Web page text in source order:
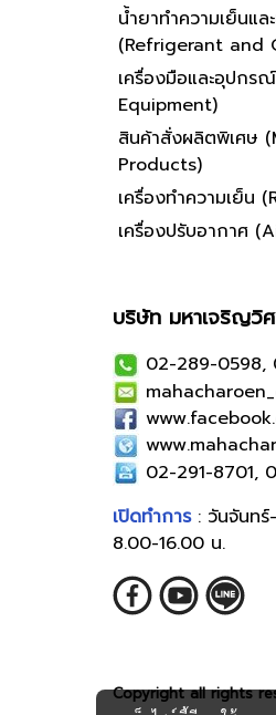
น้ำยาทำความเย็นแ
(Refrigerant and
เครื่องมือและอุปกร
Equipment)
สินค้าสั่งผลิตพิเศษ
Products)
เครื่องทำความเย็น
เครื่องปรับอากาศ
บริษัท มหาเจริญวิ
02-289-
02-291-8701,
เปิดทำการ: วันจันทร์
8.00-16.00 น.
Copyright all rights